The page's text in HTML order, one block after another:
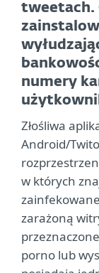
tweetach.
numery
Złośliwa
Android/
w których
zarażoną
porno lub